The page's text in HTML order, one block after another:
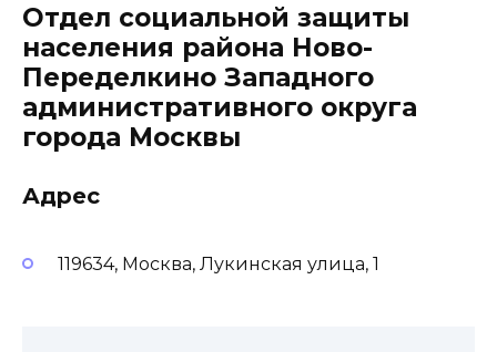
Отдел социальной защиты
населения района Ново-
Переделкино Западного
административного округа
города Москвы
Адрес
119634, Москва, Лукинская улица, 1